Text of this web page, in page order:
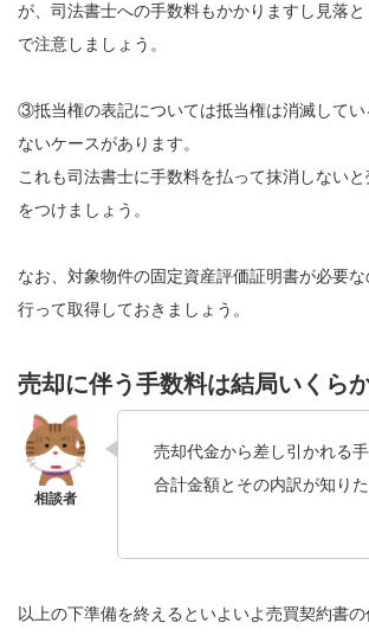
が、司法書士への手数料もかかりますし見落
で注意しましょう。
③抵当権の表記については抵当権は消滅して
ないケースがあります。
これも司法書士に手数料を払って抹消しない
をつけましょう。
なお、対象物件の固定資産評価証明書が必要
行って取得しておきましょう。
売却に伴う手数料は結局いくら
売却代金から差し引かれる
合計金額とその内訳が知りた
以上の下準備を終えるといよいよ売買契約書の